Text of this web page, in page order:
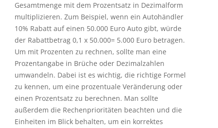
Gesamtmenge mit dem Prozentsatz in Dezimalform
multiplizieren. Zum Beispiel, wenn ein Autohändler
10% Rabatt auf einen 50.000 Euro Auto gibt, würde
der Rabattbetrag 0,1 x 50.000= 5.000 Euro betragen.
Um mit Prozenten zu rechnen, sollte man eine
Prozentangabe in Brüche oder Dezimalzahlen
umwandeln. Dabei ist es wichtig, die richtige Formel
zu kennen, um eine prozentuale Veränderung oder
einen Prozentsatz zu berechnen. Man sollte
außerdem die Rechenprioritäten beachten und die
Einheiten im Blick behalten, um ein korrektes